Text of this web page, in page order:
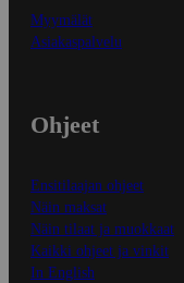
Myymälät
Asiakaspalvelu
Ohjeet
Ensitilaajan ohjeet
Näin maksat
Näin tilaat ja muokkaat
Kaikki ohjeet ja vinkit
In English